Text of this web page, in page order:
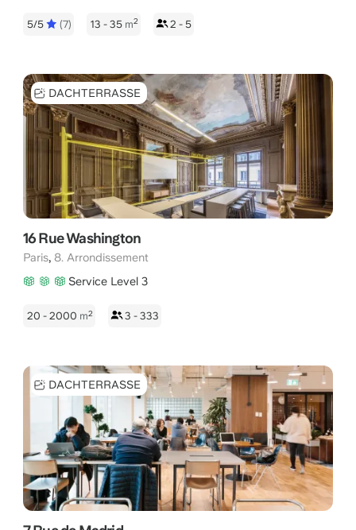
5/5 (7) 13 - 35 m2 2 - 5
DACHTERRASSE
16 Rue Washington
Paris, 8. Arrondissement
Service Level 3
20 - 2000 m2 3 - 333
DACHTERRASSE